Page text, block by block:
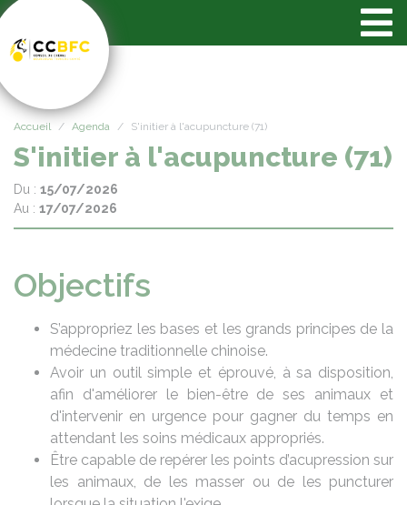
Accueil Agenda S'initier à l'acupuncture (71)
S'initier à l'acupuncture (71)
Du : 15/07/2026
Au : 17/07/2026
Objectifs
S’appropriez les bases et les grands principes de la
médecine traditionnelle chinoise.
Avoir un outil simple et éprouvé, à sa disposition,
afin d'améliorer le bien-être de ses animaux et
d'intervenir en urgence pour gagner du temps en
attendant les soins médicaux appropriés.
Être capable de repérer les points d’acupression sur
les animaux, de les masser ou de les puncturer
Panneau de gestion des cookies